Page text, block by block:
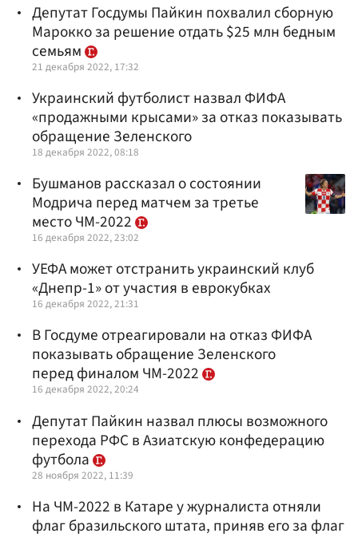
Депутат Госдумы Пайкин похвалил сборную
Марокко за решение отдать $25 млн бедным
семьям
21 декабря 2022, 17:32
Украинский футболист назвал ФИФА
«продажными крысами» за отказ показывать
обращение Зеленского
18 декабря 2022, 08:18
Бушманов рассказал о состоянии
Модрича перед матчем за третье
место ЧМ-2022
16 декабря 2022, 23:02
УЕФА может отстранить украинский клуб
«Днепр-1» от участия в еврокубках
16 декабря 2022, 21:31
В Госдуме отреагировали на отказ ФИФА
показывать обращение Зеленского
перед финалом ЧМ-2022
16 декабря 2022, 20:24
Депутат Пайкин назвал плюсы возможного
перехода РФС в Азиатскую конфедерацию
футбола
28 ноября 2022, 11:39
На ЧМ-2022 в Катаре у журналиста отняли
флаг бразильского штата, приняв его за флаг